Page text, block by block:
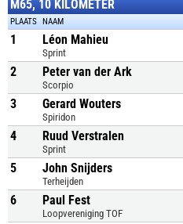
M65, 10 KILOMETER
PLAATS NAAM
1 Léon Mahieu
Sprint
2 Peter van der Ark
Scorpio
3 Gerard Wouters
Spiridon
4 Ruud Verstralen
Sprint
5 John Snijders
Terheijden
6 Paul Fest
Loopvereniging TOF